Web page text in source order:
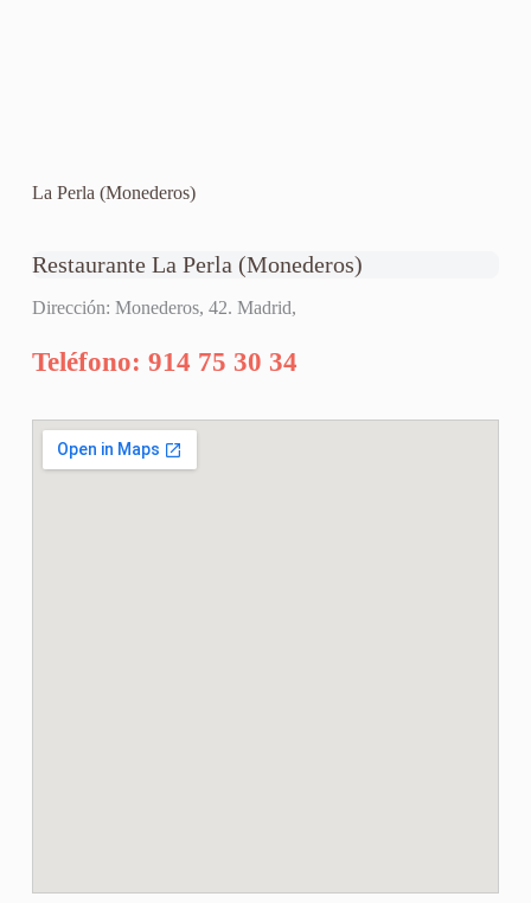
La Perla (Monederos)
Restaurante La Perla (Monederos)
Dirección: Monederos, 42. Madrid,
Teléfono: 914 75 30 34